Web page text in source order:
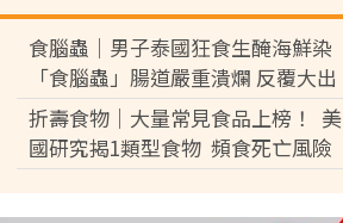
食腦蟲｜男子泰國狂食生醃海鮮染
「食腦蟲」腸道嚴重潰爛 反覆大出
血休克險死
折壽食物｜大量常見食品上榜！ 美
國研究揭1類型食物 頻食死亡風險
激增17%